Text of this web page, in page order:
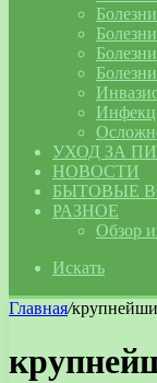
УХОД ЗА
НОВОСТИ
БЫТОВЫЕ
РАЗНОЕ
Обзор
Искать
Главная/